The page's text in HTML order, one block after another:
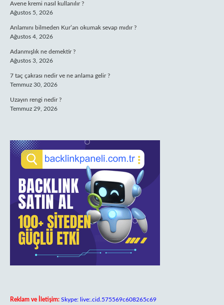
Avene kremi nasıl kullanılır ?
Ağustos 5, 2026
Anlamını bilmeden Kur’an okumak sevap mıdır ?
Ağustos 4, 2026
Adanmışlık ne demektir ?
Ağustos 3, 2026
7 taç çakrası nedir ve ne anlama gelir ?
Temmuz 30, 2026
Uzayın rengi nedir ?
Temmuz 29, 2026
Reklam ve İletişim: Skype: live:.cid.575569c608265c69